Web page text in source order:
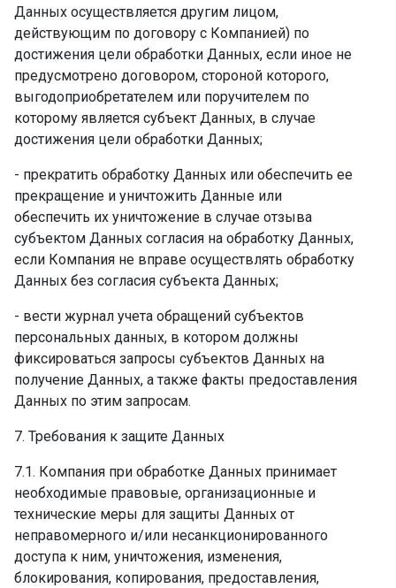
Данных осуществляется другим лицом,
действующим по договору с Компанией) по
достижения цели обработки Данных, если иное не
предусмотрено договором, стороной которого,
выгодоприобретателем или поручителем по
которому является субъект Данных, в случае
достижения цели обработки Данных; ­
- прекратить обработку Данных или обеспечить ее
прекращение и уничтожить Данные или
обеспечить их уничтожение в случае отзыва
субъектом Данных согласия на обработку Данных,
если Компания не вправе осуществлять обработку
Данных без согласия субъекта Данных; ­
- вести журнал учета обращений субъектов
персональных данных, в котором должны
фиксироваться запросы субъектов Данных на
получение Данных, а также факты предоставления
Данных по этим запросам.
7. Требования к защите Данных
7.1. Компания при обработке Данных принимает
необходимые правовые, организационные и
технические меры для защиты Данных от
неправомерного и/или несанкционированного
доступа к ним, уничтожения, изменения,
блокирования, копирования, предоставления,